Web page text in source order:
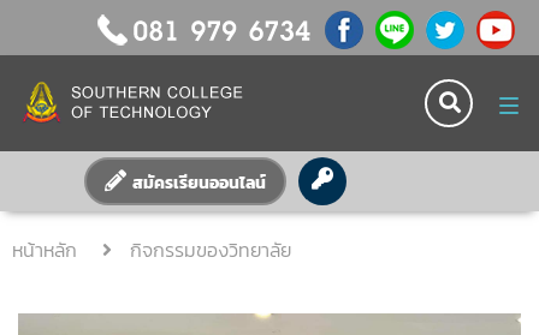
สมัครเรียนออนไลน์
หน้าหลัก กิจกรรมของวิทยาลัย